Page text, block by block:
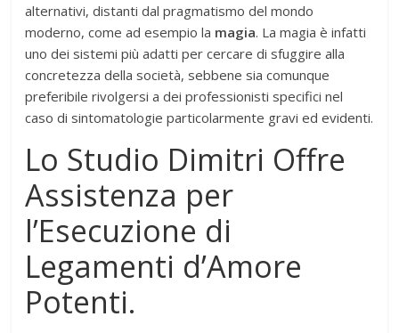
alternativi, distanti dal pragmatismo del mondo
moderno, come ad esempio la magia. La magia è infatti
uno dei sistemi più adatti per cercare di sfuggire alla
concretezza della società, sebbene sia comunque
preferibile rivolgersi a dei professionisti specifici nel
caso di sintomatologie particolarmente gravi ed evidenti.
Lo Studio Dimitri Offre
Assistenza per
l’Esecuzione di
Legamenti d’Amore
Potenti.